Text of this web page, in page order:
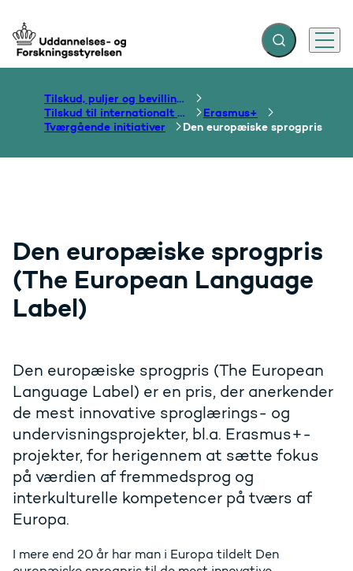
Gå til forsiden Fold søgefelt ud
Menu
Tilskud, puljer og bevillinger
Tilskud til internationalt samarbejde om uddannelse
Erasmus+
Tværgående initiativer
Den europæiske sprogpris
Den europæiske sprogpris
(The European Language
Label)
Den europæiske sprogpris (The European
Language Label) er en pris, der anerkender
de mest innovative sproglærings- og
undervisningsprojekter, bl.a. Erasmus+-
projekter, for herigennem at sætte fokus
på værdien af fremmedsprog og
interkulturelle kompetencer på tværs af
Europa.
I mere end 20 år har man i Europa tildelt Den